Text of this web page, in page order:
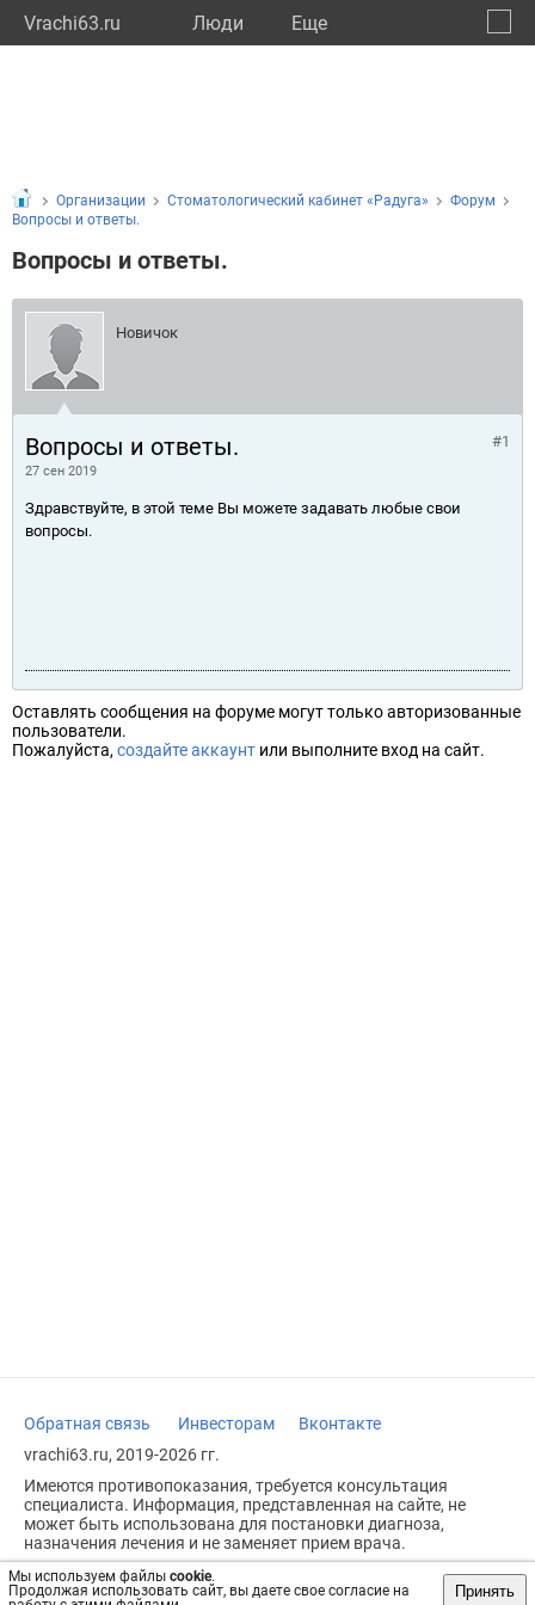
Vrachi63.ru Люди Eще
Мы используем файлы cookie.
Продолжая использовать сайт, вы даете свое согласие на
Принять
Организации Стоматологический кабинет «Радуга»
Форум
Вопросы и ответы.
Вопросы и ответы.
Новичок
Вопросы и ответы.
27 сен 2019
#1
Здравствуйте, в этой теме Вы можете задавать любые свои
вопросы.
Оставлять сообщения на форуме могут только авторизованные
пользователи.
Пожалуйста, создайте аккаунт или выполните вход на сайт.
Обратная связь Инвесторам
Вконтакте
vrachi63.ru, 2019-2026 гг.
Имеются противопоказания, требуется консультация
специалиста. Информация, представленная на сайте, не
может быть использована для постановки диагноза,
назначения лечения и не заменяет прием врача.
Возрастное ограничение: 18+